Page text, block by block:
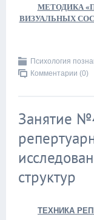
МЕТОДИКА
ВИЗУАЛЬНЫХ
Психология
Комментарии (0)
Занятие
структур
ТЕХНИКА